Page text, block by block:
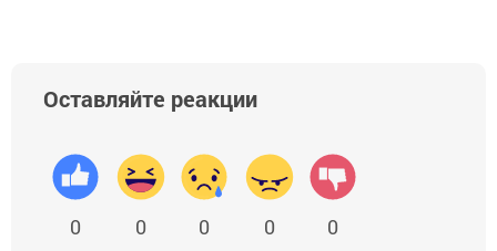
Оставляйте реакции
0 0 0 0 0